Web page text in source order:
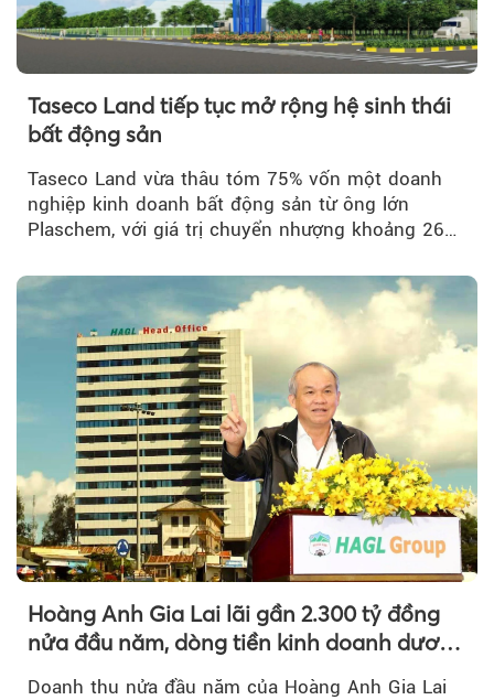
Taseco Land tiếp tục mở rộng hệ sinh thái
bất động sản
Taseco Land vừa thâu tóm 75% vốn một doanh
nghiệp kinh doanh bất động sản từ ông lớn
Plaschem, với giá trị chuyển nhượng khoảng 262
Hoàng Anh Gia Lai lãi gần 2.300 tỷ đồng
nửa đầu năm, dòng tiền kinh doanh dương
Doanh thu nửa đầu năm của Hoàng Anh Gia Lai